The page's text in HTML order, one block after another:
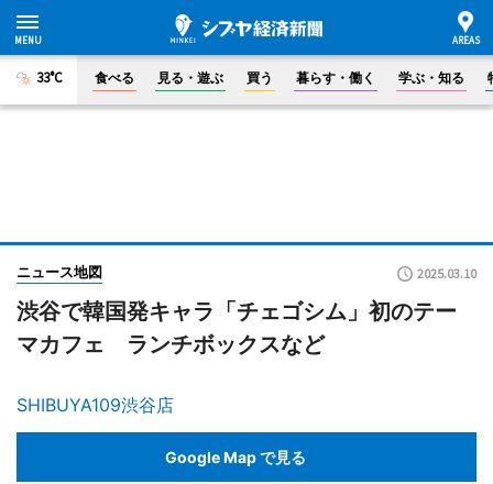
33°C 食べる 見る・遊ぶ 買う 暮らす・働く 学ぶ・知る
ニュース地図 2025.03.10
渋谷で韓国発キャラ「チェゴシム」初のテー
マカフェ ランチボックスなど
SHIBUYA109渋谷店
Google Map で見る